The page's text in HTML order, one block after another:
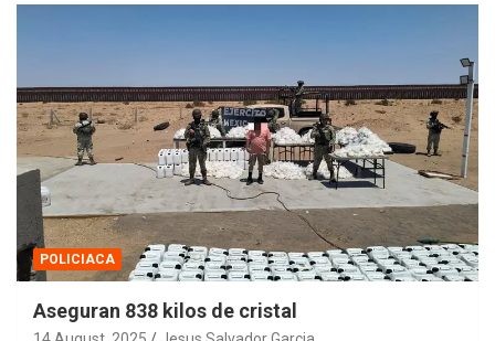
POLICIACA
Aseguran 838 kilos de cristal